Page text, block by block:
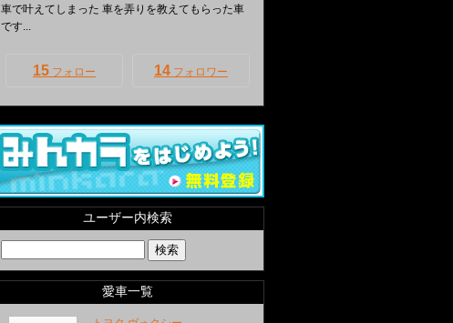
車で叶えてしまった 車を弄りを教えてもらった車
です...
15 フォロー 14 フォロワー
ユーザー内検索
愛車一覧